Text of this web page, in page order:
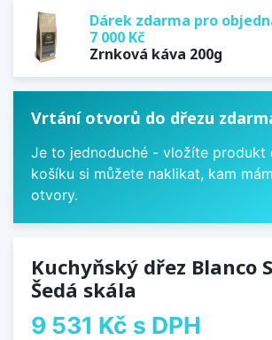
Dárek zdarma pro
7 000 Kč
Zrnková káva 200g
Vrtání otvorů do dřezu
Je to jednoduché - vložíte produkt
košíku si můžete naklikat, kam
otvory.
Kuchyňský dřez Blanco
Šedá skála
9 531 Kč s DPH